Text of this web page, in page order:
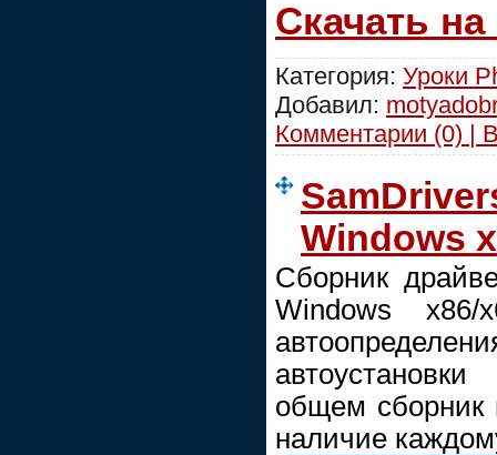
Скачать
Категория: Уроки
Добавил:
Комментарии (0) |
Windows
Сборник
Windows
общем сборник
наличие